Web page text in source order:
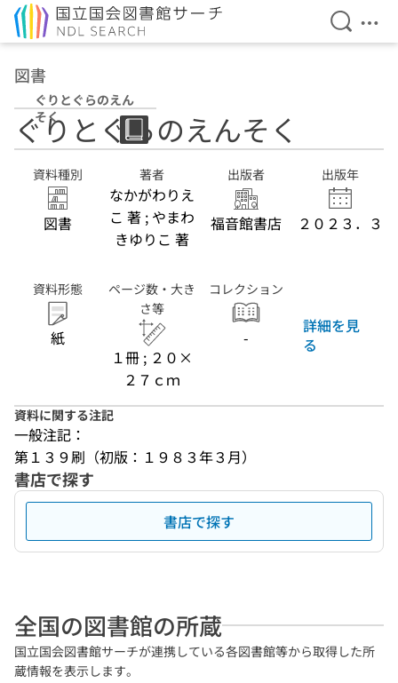
検索を
メ
図書
ぐりとぐらのえん
そく
ぐりとぐらのえんそく
資料種別
図書
著者
なかがわりえ
こ 著 ; やまわ
きゆりこ 著
出版者
福音館書店
出版年
２０２３．３
資料形態
紙
ページ数・大き
さ等
１冊 ; ２０×
２７ｃｍ
コレクション
-
詳細を見
る
資料に関する注記
一般注記：
第１３９刷（初版：１９８３年３月）
書店で探す
書店で探す
全国の図書館の所蔵
国立国会図書館サーチが連携している各図書館等から取得した所
蔵情報を表示します。